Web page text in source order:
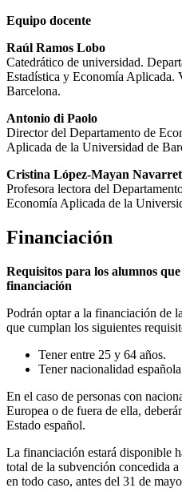
Equipo docente
Raúl Ramos Lobo
Catedrático de universidad.
Estadística y Economía Aplicada.
Barcelona.
Antonio di Paolo
Director del Departamento de
Aplicada de la Universidad de
Cristina López-Mayan
Profesora lectora del
Economía Aplicada de la
Financiación
Requisitos para los alumnos
financiación
Podrán optar a la financiación de
que cumplan los siguientes
Tener entre 25 y 64 años.
Tener nacionalidad
En el caso de personas con
Europea o de fuera de ella,
Estado español.
La financiación estará disponible
total de la subvención concedida
en todo caso, antes del 31 de